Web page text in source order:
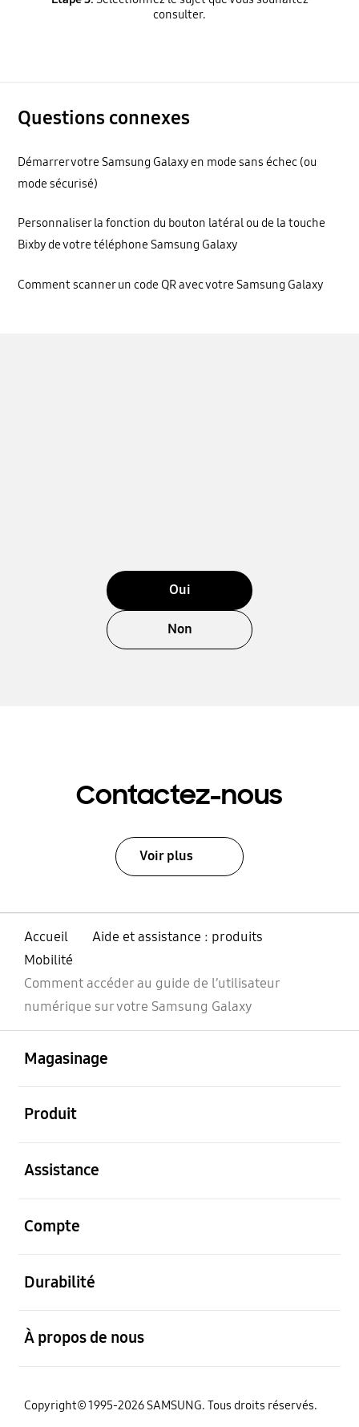
consulter.
Questions connexes
Démarrer votre Samsung Galaxy en mode sans échec (ou
mode sécurisé)
Personnaliser la fonction du bouton latéral ou de la touche
Bixby de votre téléphone Samsung Galaxy
Comment scanner un code QR avec votre Samsung Galaxy
Oui
Non
Contactez-nous
Voir plus
Accueil
Aide et assistance : produits
Mobilité
Comment accéder au guide de l’utilisateur
numérique sur votre Samsung Galaxy
Magasinage
Produit
Assistance
Compte
Durabilité
À propos de nous
Copyright© 1995-2026 SAMSUNG. Tous droits réservés.